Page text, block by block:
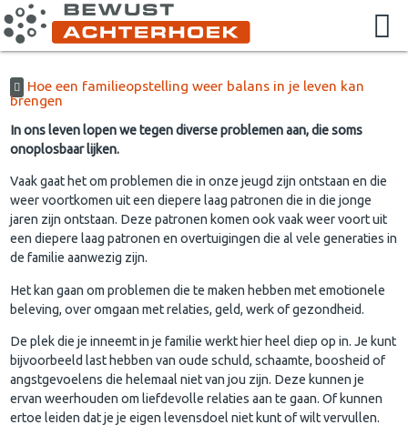
Hoe een familieopstelling weer balans in je leven kan
brengen
In ons leven lopen we tegen diverse problemen aan, die soms
onoplosbaar lijken.
Vaak gaat het om problemen die in onze jeugd zijn ontstaan en die
weer voortkomen uit een diepere laag patronen die in die jonge
jaren zijn ontstaan. Deze patronen komen ook vaak weer voort uit
een diepere laag patronen en overtuigingen die al vele generaties in
de familie aanwezig zijn.
Het kan gaan om problemen die te maken hebben met emotionele
beleving, over omgaan met relaties, geld, werk of gezondheid.
De plek die je inneemt in je familie werkt hier heel diep op in. Je kunt
bijvoorbeeld last hebben van oude schuld, schaamte, boosheid of
angstgevoelens die helemaal niet van jou zijn. Deze kunnen je
ervan weerhouden om liefdevolle relaties aan te gaan. Of kunnen
ertoe leiden dat je je eigen levensdoel niet kunt of wilt vervullen.